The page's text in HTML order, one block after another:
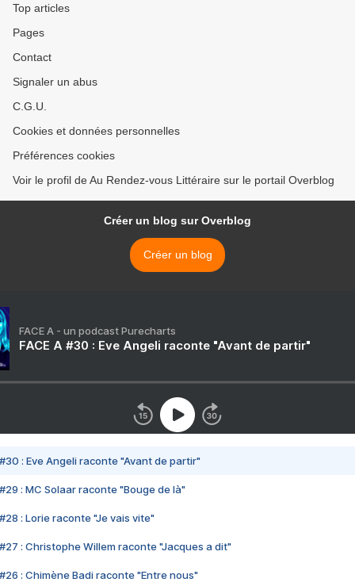
Top articles
Pages
Contact
Signaler un abus
C.G.U.
Cookies et données personnelles
Préférences cookies
Voir le profil de Au Rendez-vous Littéraire sur le portail Overblog
Créer un blog sur Overblog
Créer un blog
FACE A - un podcast Purecharts
FACE A #30 : Eve Angeli raconte "Avant de partir"
#30 : Eve Angeli raconte "Avant de partir"
#29 : MC Solaar raconte "Bouge de là"
#28 : Lorie raconte "Je vais vite"
#27 : Christophe Willem raconte "Jacques a dit"
#26 : Chimène Badi raconte "Entre nous"